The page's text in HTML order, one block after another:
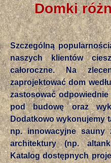
Domki
Szczególną
naszych klientów
całoroczne. Na
zaprojektować dom
zastosować
pod budowę oraz
Dodatkowo wykonujemy
np. innowacyjne sauny
architektury (np.
Katalog dostępnych